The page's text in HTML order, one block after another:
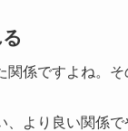
係ですよね。
より良い関係